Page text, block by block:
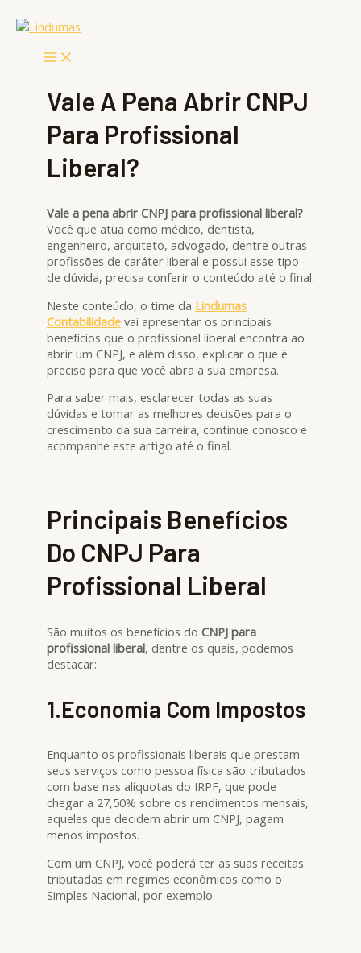
para
conteúdo
Menu
Vale A Pena Abrir CNPJ
Para Profissional
Liberal?
Vale a pena abrir CNPJ para profissional liberal?
Você que atua como médico, dentista,
engenheiro, arquiteto, advogado, dentre outras
profissões de caráter liberal e possui esse tipo
de dúvida, precisa conferir o conteúdo até o final.
Neste conteúdo, o time da Lindumas
Contabilidade vai apresentar os principais
benefícios que o profissional liberal encontra ao
abrir um CNPJ, e além disso, explicar o que é
preciso para que você abra a sua empresa.
Para saber mais, esclarecer todas as suas
dúvidas e tomar as melhores decisões para o
crescimento da sua carreira, continue conosco e
acompanhe este artigo até o final.
Principais Benefícios
Do CNPJ Para
Profissional Liberal
São muitos os benefícios do CNPJ para
profissional liberal, dentre os quais, podemos
destacar:
1.Economia Com Impostos
Enquanto os profissionais liberais que prestam
seus serviços como pessoa física são tributados
com base nas alíquotas do IRPF, que pode
chegar a 27,50% sobre os rendimentos mensais,
aqueles que decidem abrir um CNPJ, pagam
menos impostos.
Com um CNPJ, você poderá ter as suas receitas
tributadas em regimes econômicos como o
Simples Nacional, por exemplo.